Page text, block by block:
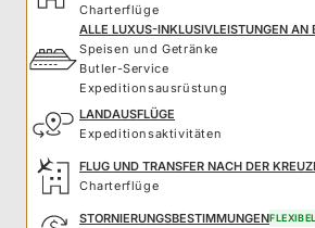
Charterflüge
ALLE LUXUS-INKLUSIVLEISTUNGEN AN
Speisen und Getränke
Butler-Service
Expeditionsausrüstung
LANDAUSFLÜGE
Expeditionsaktivitäten
FLUG UND TRANSFER NACH DER
Charterflüge
STORNIERUNGSBESTIMMUNGENFLEXIBEL